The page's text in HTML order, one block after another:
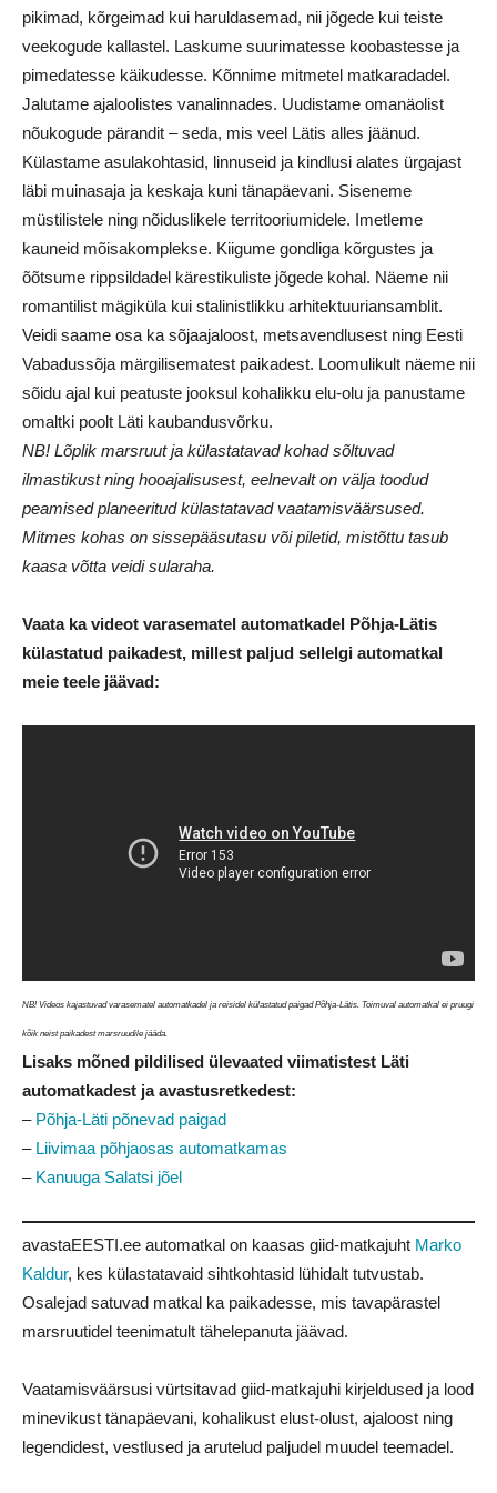
pikimad, kõrgeimad kui haruldasemad, nii jõgede kui teiste
veekogude kallastel. Laskume suurimatesse koobastesse ja
pimedatesse käikudesse. Kõnnime mitmetel matkaradadel.
Jalutame ajaloolistes vanalinnades. Uudistame omanäolist
nõukogude pärandit – seda, mis veel Lätis alles jäänud.
Külastame asulakohtasid, linnuseid ja kindlusi alates ürgajast
läbi muinasaja ja keskaja kuni tänapäevani. Siseneme
müstilistele ning nõiduslikele territooriumidele. Imetleme
kauneid mõisakomplekse. Kiigume gondliga kõrgustes ja
õõtsume rippsildadel kärestikuliste jõgede kohal. Näeme nii
romantilist mägiküla kui stalinistlikku arhitektuuriansamblit.
Veidi saame osa ka sõjaajaloost, metsavendlusest ning Eesti
Vabadussõja märgilisematest paikadest. Loomulikult näeme nii
sõidu ajal kui peatuste jooksul kohalikku elu-olu ja panustame
omaltki poolt Läti kaubandusvõrku.
NB! Lõplik marsruut ja külastatavad kohad sõltuvad
ilmastikust ning hooajalisusest, eelnevalt on välja toodud
peamised planeeritud külastatavad vaatamisväärsused.
Mitmes kohas on sissepääsutasu või piletid, mistõttu tasub
kaasa võtta veidi sularaha.
Vaata ka videot varasematel automatkadel Põhja-Lätis
külastatud paikadest, millest paljud sellelgi automatkal
meie teele jäävad:
NB! Videos kajastuvad varasematel automatkadel ja reisidel külastatud paigad Põhja-Lätis. Toimuval automatkal ei pruugi
kõik neist paikadest marsruudile jääda.
Lisaks mõned pildilised ülevaated viimatistest Läti
automatkadest ja avastusretkedest:
– Põhja-Läti põnevad paigad
– Liivimaa põhjaosas automatkamas
– Kanuuga Salatsi jõel
avastaEESTI.ee automatkal on kaasas giid-matkajuht Marko
Kaldur, kes külastatavaid sihtkohtasid lühidalt tutvustab.
Osalejad satuvad matkal ka paikadesse, mis tavapärastel
marsruutidel teenimatult tähelepanuta jäävad.
Vaatamisväärsusi vürtsitavad giid-matkajuhi kirjeldused ja lood
minevikust tänapäevani, kohalikust elust-olust, ajaloost ning
legendidest, vestlused ja arutelud paljudel muudel teemadel.